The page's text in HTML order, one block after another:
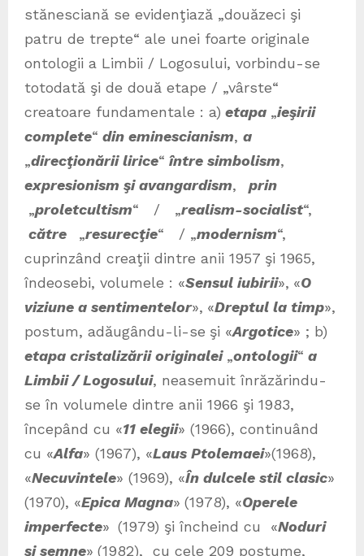
stănesciană se evidenţiază „douăzeci şi
patru de trepte“ ale unei foarte originale
ontologii a Limbii / Logosului, vorbindu-se
totodată şi de două etape / „vârste“
creatoare fundamentale : a) etapa „ieşirii
complete“ din eminescianism, a
„direcţionării lirice“ între simbolism,
expresionism şi avangardism, prin
„proletcultism“ / „realism-socialist“,
către „resurecţie“ / „modernism“,
cuprinzând creaţii dintre anii 1957 şi 1965,
îndeosebi, volumele : «Sensul iubirii», «O
viziune a sentimentelor», «Dreptul la timp»,
postum, adăugȃndu-li-se şi «Argotice» ; b)
etapa cristalizării originalei „ontologii“ a
Limbii / Logosului, neasemuit înrăzărindu-
se în volumele dintre anii 1966 şi 1983,
începând cu «11 elegii» (1966), continuând
cu «Alfa» (1967), «Laus Ptolemaei»(1968),
«Necuvintele» (1969), «În dulcele stil clasic»
(1970), «Epica Magna» (1978), «Operele
imperfecte» (1979) şi încheind cu «Noduri
şi semne» (1982), cu cele 209 postume,